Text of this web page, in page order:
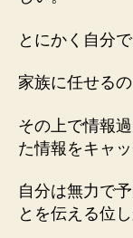
とにかく自分で
家族に任せる
その上で情報
た情報をキャ
自分は無力で
とを伝える位